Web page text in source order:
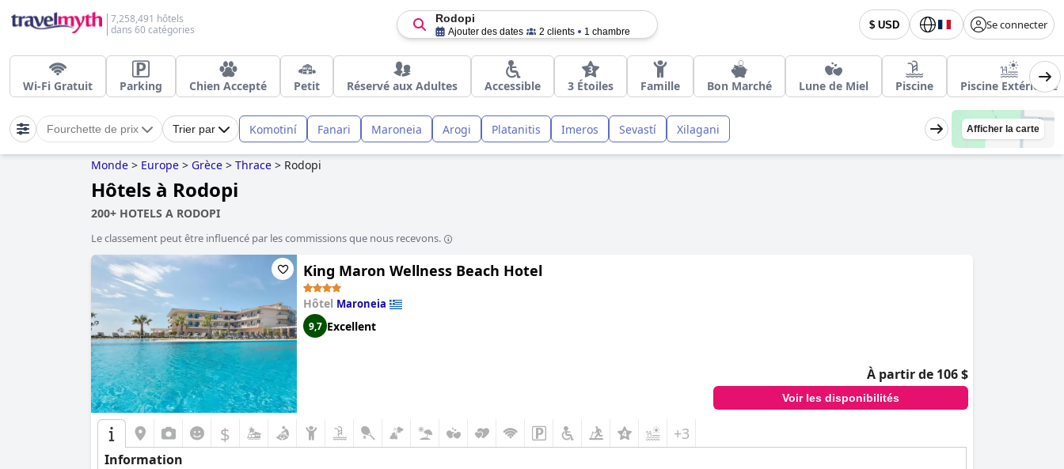
7,258,491 hôtels
dans 60 catégories
$ USD Se connecter
Rodopi
Ajouter des dates 2 clients 1 chambre
Wi-Fi Gratuit Parking Chien Accepté Petit Réservé aux Adultes Accessible 3 Étoiles Famille Bon Marché Lune de Miel Piscine Piscine Extérieure
Fourchette de prix Trier par Komotiní Fanari Maroneia Arogi Platanitis Imeros Sevastí Xilagani Afficher la carte
Monde > Europe > Grèce > Thrace > Rodopi
Hôtels à Rodopi
200+ HOTELS A RODOPI
Le classement peut être influencé par les commissions que nous recevons.
King Maron Wellness Beach Hotel
Hôtel Maroneia
9,7 Excellent
À partir de 106 $
Voir les disponibilités
$ +3
Information